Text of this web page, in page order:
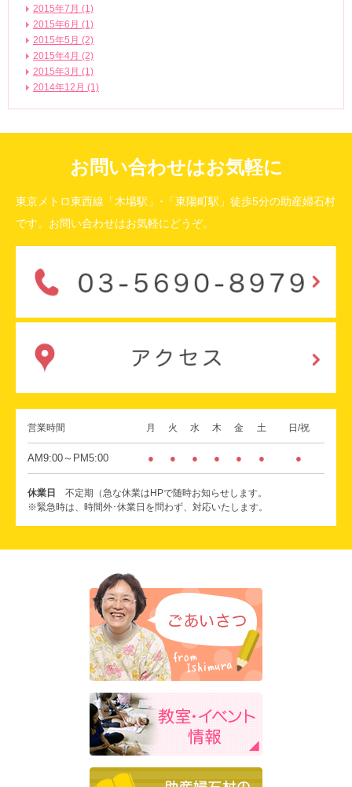
2015年7月 (1)
2015年6月 (1)
2015年5月 (2)
2015年4月 (2)
2015年3月 (1)
2014年12月 (1)
お問い合わせはお気軽に
東京メトロ東西線「木場駅」･「東陽町駅」徒歩5分の助産婦石村
です。お問い合わせはお気軽にどうぞ。
営業時間 月 火 水 木 金 土 日/祝
AM9:00～PM5:00 ● ● ● ● ● ● ●
休業日
不定期（急な休業はHPで随時お知らせします。
※緊急時は、時間外･休業日を問わず、対応いたします。